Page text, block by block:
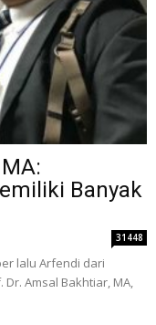
Banyak
31448
lalu Arfendi dari
Amsal Bakhtiar, MA,